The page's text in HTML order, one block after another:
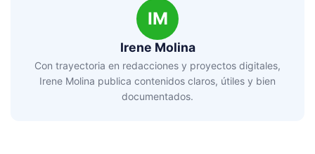
IM
Irene Molina
Con trayectoria en redacciones y proyectos digitales,
Irene Molina publica contenidos claros, útiles y bien
documentados.